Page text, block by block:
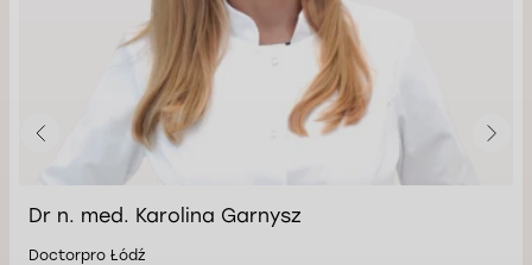
Dr n. med. Karolina Garnysz
Doctorpro Łódź